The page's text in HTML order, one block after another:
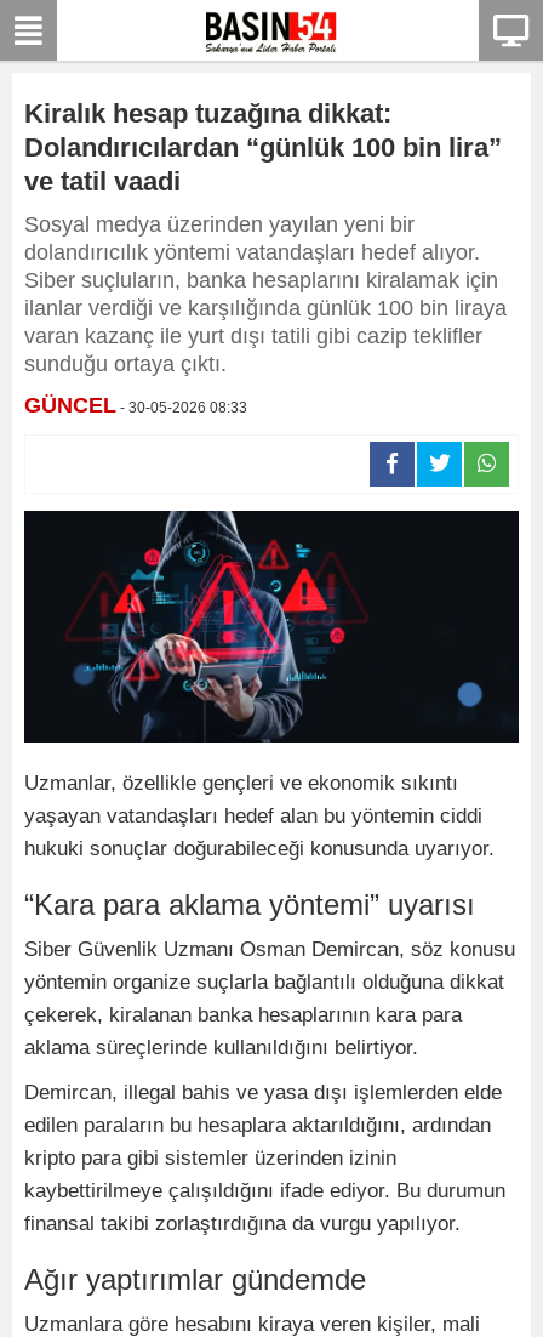
Kiralık hesap tuzağına dikkat:
Dolandırıcılardan “günlük 100 bin lira”
ve tatil vaadi
Sosyal medya üzerinden yayılan yeni bir
dolandırıcılık yöntemi vatandaşları hedef alıyor.
Siber suçluların, banka hesaplarını kiralamak için
ilanlar verdiği ve karşılığında günlük 100 bin liraya
varan kazanç ile yurt dışı tatili gibi cazip teklifler
sunduğu ortaya çıktı.
GÜNCEL - 30-05-2026 08:33
Uzmanlar, özellikle gençleri ve ekonomik sıkıntı
yaşayan vatandaşları hedef alan bu yöntemin ciddi
hukuki sonuçlar doğurabileceği konusunda uyarıyor.
“Kara para aklama yöntemi” uyarısı
Siber Güvenlik Uzmanı Osman Demircan, söz konusu
yöntemin organize suçlarla bağlantılı olduğuna dikkat
çekerek, kiralanan banka hesaplarının kara para
aklama süreçlerinde kullanıldığını belirtiyor.
Demircan, illegal bahis ve yasa dışı işlemlerden elde
edilen paraların bu hesaplara aktarıldığını, ardından
kripto para gibi sistemler üzerinden izinin
kaybettirilmeye çalışıldığını ifade ediyor. Bu durumun
finansal takibi zorlaştırdığına da vurgu yapılıyor.
Ağır yaptırımlar gündemde
Uzmanlara göre hesabını kiraya veren kişiler, mali